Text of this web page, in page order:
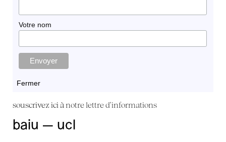
Votre nom
Fermer
souscrivez ici à notre lettre d'informations
baiu — ucl